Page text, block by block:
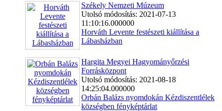
Székely Nemzeti Múzeum
Utolsó módosítás: 2021-07-13
11:10:16.000000
Horváth Levente festészeti kiállítása a
Lábasházban
Hargita Megyei Hagyományőrzési
Forrásközpont
Utolsó módosítás: 2021-08-18
14:25:04.000000
Orbán Balázs nyomdokán Kézdiszentlélek
községben fényképtárlat